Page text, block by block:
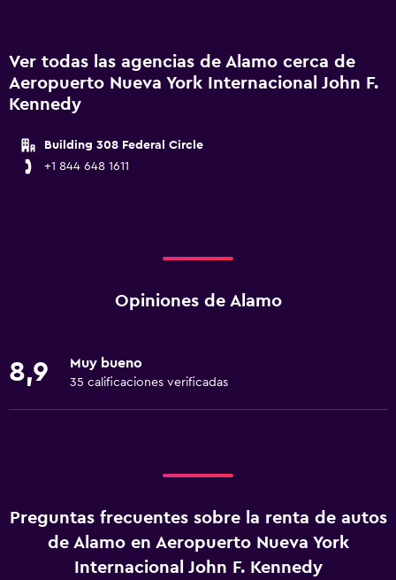
Ver todas las agencias de Alamo cerca de
Aeropuerto Nueva York Internacional John F.
Kennedy
Building 308 Federal Circle
+1 844 648 1611
Opiniones de Alamo
8,9 Muy bueno
35 calificaciones verificadas
Preguntas frecuentes sobre la renta de autos
de Alamo en Aeropuerto Nueva York
Internacional John F. Kennedy